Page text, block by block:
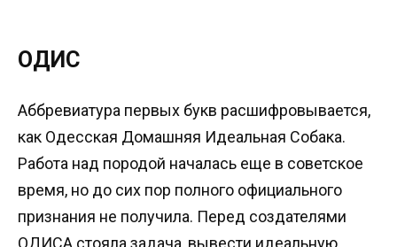
ОДИС
Аббревиатура первых букв расшифровывается,
как Одесская Домашняя Идеальная Собака.
Работа над породой началась еще в советское
время, но до сих пор полного официального
признания не получила. Перед создателями
ОДИСА стояла задача, вывести идеальную